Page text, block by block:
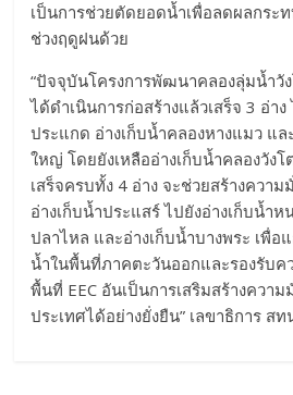
เป็นการช่วยตัดยอดน้ำเพื่อลดผลกระ
ช่วงฤดูฝนด้วย
“ปัจจุบันโครงการพัฒนาคลองลุ่มน้ำวั
ได้ดำเนินการก่อสร้างแล้วเสร็จ 3 อ่า
ประแกด อ่างเก็บน้ำคลองหางแมว แล
ใหญ่ โดยยังเหลืออ่างเก็บน้ำคลองวัง
เสร็จครบทั้ง 4 อ่าง จะช่วยสร้างควา
อ่างเก็บน้ำประแสร์ ไปยังอ่างเก็บน้ำ
ปลาไหล และอ่างเก็บน้ำบางพระ เพื่
น้ำในพื้นที่ภาคตะวันออกและรองรับค
พื้นที่ EEC อันเป็นการเสริมสร้างควา
ประเทศได้อย่างยั่งยืน” เลขาธิการ ส